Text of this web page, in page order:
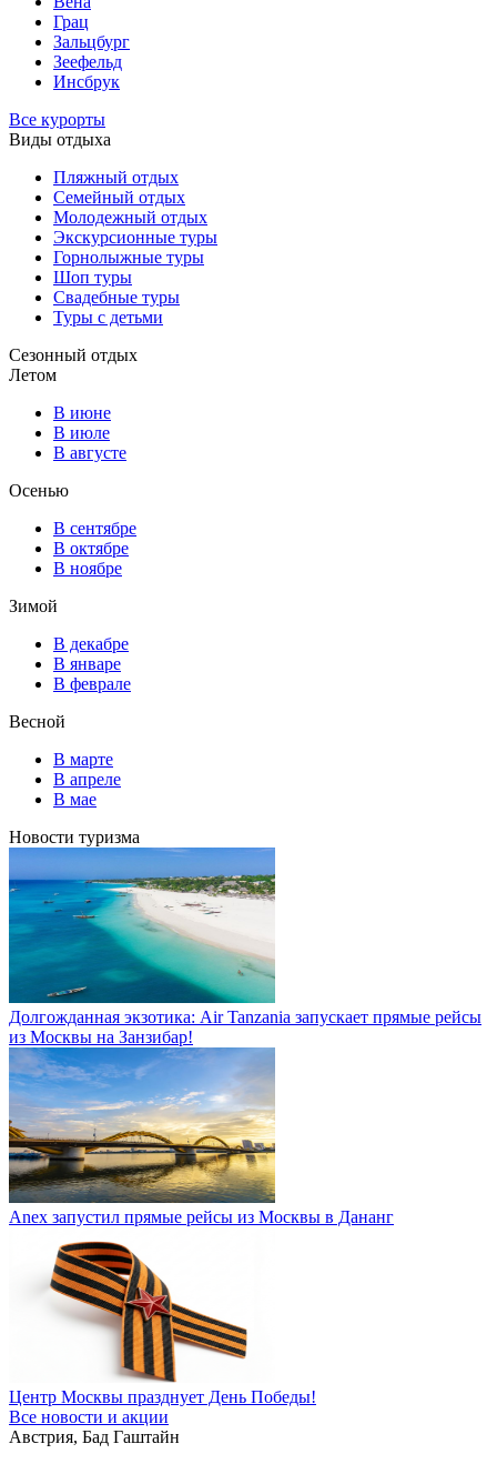
Грац
Зальцбург
Зеефельд
Инсбрук
Все курорты
Виды отдыха
Пляжный отдых
Семейный отдых
Молодежный отдых
Экскурсионные туры
Горнолыжные туры
Шоп туры
Свадебные туры
Туры с детьми
Сезонный отдых
Летом
В июне
В июле
В августе
Осенью
В сентябре
В октябре
В ноябре
Зимой
В декабре
В январе
В феврале
Весной
В марте
В апреле
В мае
Новости туризма
Долгожданная экзотика: Air Tanzania запускает прямые рейсы
из Москвы на Занзибар!
Anex запустил прямые рейсы из Москвы в Дананг
Центр Москвы празднует День Победы!
Все новости и акции
Австрия, Бад Гаштайн